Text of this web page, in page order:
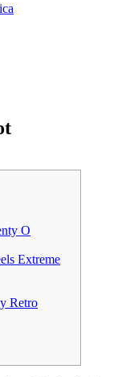
O
Extreme
Retro